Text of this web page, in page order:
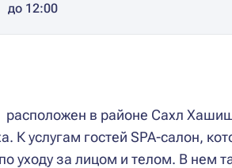
до 12:00
расположен в районе Сахл
К услугам гостей SPA-салон,
уходу за лицом и телом. В нем